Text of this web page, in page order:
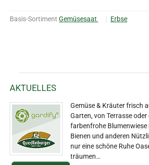
Basis-Sortiment Gemüsesaat Erbse
AKTUELLES
Gemüse & Kräuter frisch
Garten, von Terrasse
farbenfrohe Blumenwiese
Bienen und anderen
nur eine schöne Ruhe
träumen…